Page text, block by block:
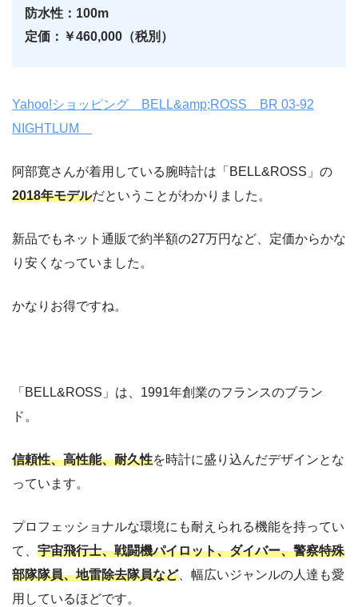
防水性：100m
定価：￥460,000（税別）
Yahoo!ショッピング BELL&amp;ROSS BR 03-92
NIGHTLUM
阿部寛さんが着用している腕時計は「BELL&ROSS」の
2018年モデルだということがわかりました。
新品でもネット通販で約半額の27万円など、定価からかな
り安くなっていました。
かなりお得ですね。
「BELL&ROSS」は、1991年創業のフランスのブラン
ド。
信頼性、高性能、耐久性を時計に盛り込んだデザインとな
っています。
プロフェッショナルな環境にも耐えられる機能を持ってい
て、 宇宙飛行士、戦闘機パイロット、ダイバー、警察特殊
部隊隊員、地雷除去隊員など、幅広いジャンルの人達も愛
用しているほどです。